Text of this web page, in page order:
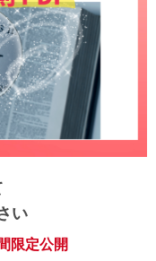
い
限定公開